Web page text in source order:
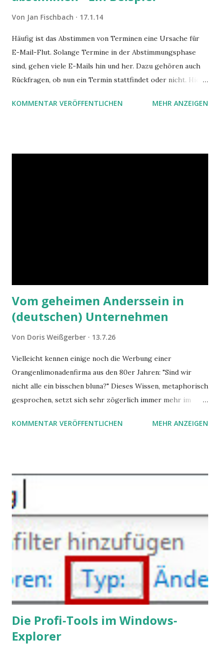
v
e
ö
f
f
n
h
Von Jan Fischbach 17.1.14
Häufig ist das Abstimmen von Terminen eine Ursache für
E-Mail-Flut. Solange Termine in der Abstimmungsphase
sind, gehen viele E-Mails hin und her. Dazu gehören auch
Rückfragen, ob nun ein Termin stattfindet oder nicht. Hier
Hilfe von Outlook.
KOMMENTAR VERÖFFENTLICHEN MEHR ANZEIGEN
Vom geheimen Anderssein in
(deutschen) Unternehmen
Von Doris Weißgerber 13.7.26
Vielleicht kennen einige noch die Werbung einer
Orangenlimonadenfirma aus den 80er Jahren: "Sind wir
nicht alle ein bisschen bluna?" Dieses Wissen, metaphorisch
gesprochen, setzt sich sehr zögerlich immer mehr im
gleich. Im Arbeitskontext kann es zu nicht verstandenen
Angstzuständen ihrer Mitglieder. Dafür könnte es Gründe
geben, die weitgehend noch im Dunkeln zu liegen scheinen.
KOMMENTAR VERÖFFENTLICHEN MEHR ANZEIGEN
Die Profi-Tools im Windows-
Explorer